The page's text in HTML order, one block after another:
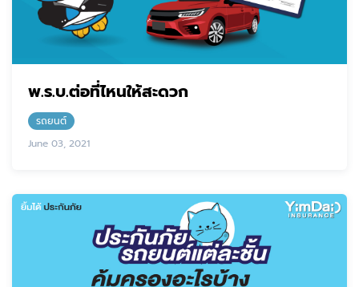
พ.ร.บ.ต่อที่ไหนให้สะดวก
รถยนต์
June 03, 2021